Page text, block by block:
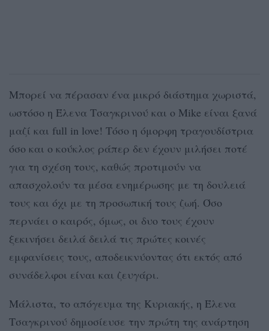
Μπορεί να πέρασαν ένα μικρό διάστημα χωριστά,
ωστόσο η Έλενα Τσαγκρινού και ο Mike είναι ξανά
μαζί και full in love! Τόσο η όμορφη τραγουδίστρια
όσο και ο κούκλος ράπερ δεν έχουν μιλήσει ποτέ
για τη σχέση τους, καθώς προτιμούν να
απασχολούν τα μέσα ενημέρωσης με τη δουλειά
τους και όχι με τη προσωπική τους ζωή. Όσο
περνάει ο καιρός, όμως, οι δυο τους έχουν
ξεκινήσει δειλά δειλά τις πρώτες κοινές
εμφανίσεις τους, αποδεικνύοντας ότι εκτός από
συνάδελφοι είναι και ζευγάρι.
Μάλιστα, το απόγευμα της Κυριακής, η Έλενα
Τσαγκρινού δημοσίευσε την πρώτη της ανάρτηση